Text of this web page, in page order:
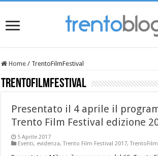
Home / TrentoFilmFestival
TrentoFilmFestival
Presentato il 4 aprile il
Trento Film Festival edizione
5 Aprile 2017
Eventi, evidenza,Trento Film Festival 2017,